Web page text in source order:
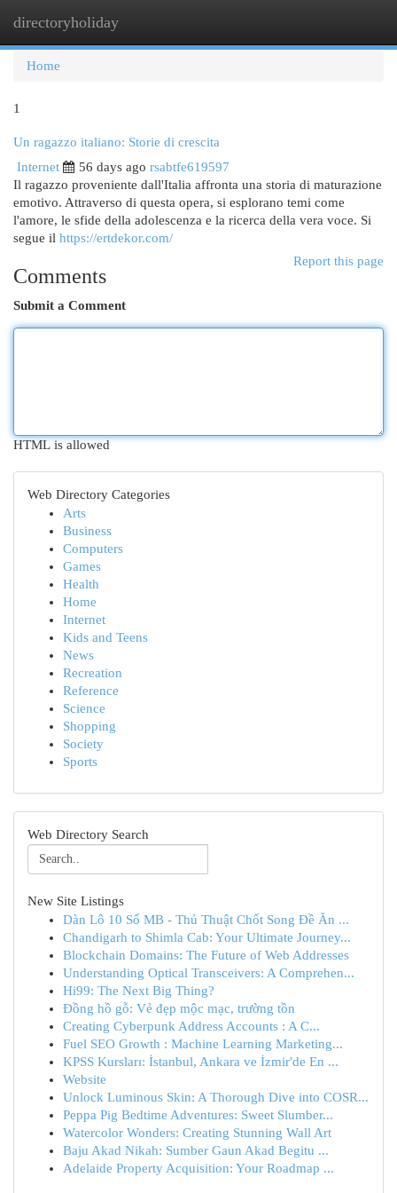
directoryholiday
Home
1
Un ragazzo italiano: Storie di crescita
Internet
56 days ago rsabtfe619597
Il ragazzo proveniente dall'Italia affronta una storia di maturazione
emotivo. Attraverso di questa opera, si esplorano temi come
l'amore, le sfide della adolescenza e la ricerca della vera voce. Si
segue il https://ertdekor.com/
Report this page
Comments
Submit a Comment
HTML is allowed
Web Directory Categories
Arts
Business
Computers
Games
Health
Home
Internet
Kids and Teens
News
Recreation
Reference
Science
Shopping
Society
Sports
Web Directory Search
New Site Listings
Dàn Lô 10 Số MB - Thủ Thuật Chốt Song Đề Ăn ...
Chandigarh to Shimla Cab: Your Ultimate Journey...
Blockchain Domains: The Future of Web Addresses
Understanding Optical Transceivers: A Comprehen...
Hi99: The Next Big Thing?
Đồng hồ gỗ: Vẻ đẹp mộc mạc, trường tồn
Creating Cyberpunk Address Accounts : A C...
Fuel SEO Growth : Machine Learning Marketing...
KPSS Kursları: İstanbul, Ankara ve İzmir'de En ...
Website
Unlock Luminous Skin: A Thorough Dive into COSR...
Peppa Pig Bedtime Adventures: Sweet Slumber...
Watercolor Wonders: Creating Stunning Wall Art
Baju Akad Nikah: Sumber Gaun Akad Begitu ...
Adelaide Property Acquisition: Your Roadmap ...